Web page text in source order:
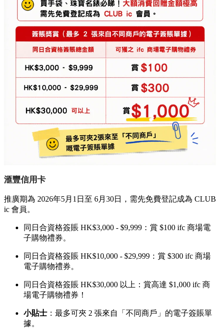
滙豐信用卡
推廣期為 2026年5月1日至 6月30日，需先免費登記成為 CLUB
ic 會員。
同日合資格簽賬 HK$3,000 - $9,999：賞 $100 ifc 商場電
子購物禮券。
同日合資格簽賬 HK$10,000 - $29,999：賞 $300 ifc 商場
電子購物禮券。
同日合資格簽賬 HK$30,000 以上：賞高達 $1,000 ifc 商
場電子購物禮券！
小貼士 ：最多可夾 2 張來自「不同商戶」的電子簽賬單
據。